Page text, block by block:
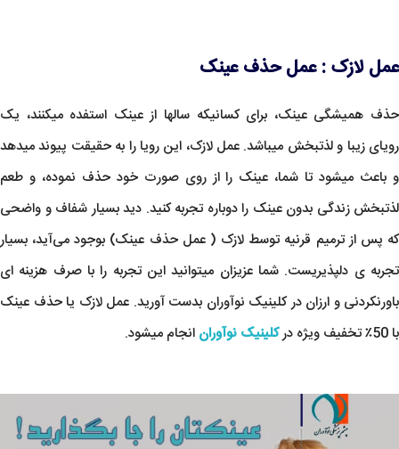
عمل لازک : عمل حذف عینک
حذف همیشگی عینک، برای کسانیکه سالها از عینک استفده میکنند، یک
رویای زیبا و لذتبخش میباشد. عمل لازک، این رویا را به حقیقت پیوند میدهد
و باعث میشود تا شما، عینک را از روی صورت خود حذف نموده، و طعم
لذتبخش زندگی بدون عینک را دوباره تجربه کنید. دید بسیار شفاف و واضحی
که پس از ترمیم قرنیه توسط لازک ( عمل حذف عینک) بوجود می‌آید، بسیار
تجربه ی دلپذیریست. شما عزیزان میتوانید این تجربه را با صرف هزینه ای
باورنکردنی و ارزان در کلینیک نوآوران بدست آورید. عمل لازک یا حذف عینک
با 50٪ تخفیف ویژه در
کلینیک نوآوران انجام میشود.